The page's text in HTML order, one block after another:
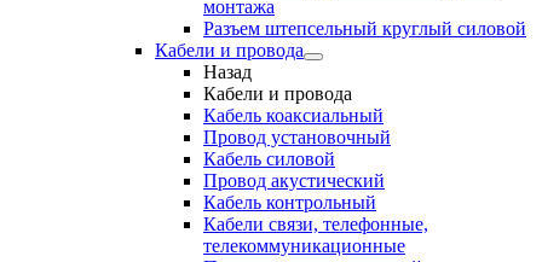
монтажа
Разъем штепсельный круглый силовой
Кабели и провода
Назад
Кабели и провода
Кабель коаксиальный
Провод установочный
Кабель силовой
Провод акустический
Кабель контрольный
Кабели связи, телефонные,
телекоммуникационные